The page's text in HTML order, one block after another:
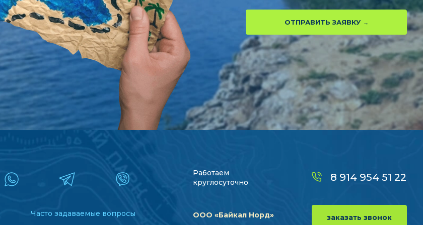
ОТПРАВИТЬ ЗАЯВКУ
Часто задаваемые вопросы
Работаем
круглосуточно
ООО «Байкал Норд»
8 914 954 51 22
заказать звонок